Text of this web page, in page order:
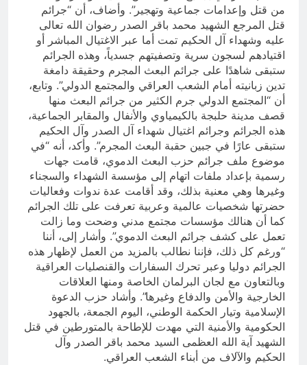
من قتل وإعدامات جماعية وتهجير”. وأضاف، أن “جرائم
قتل المرجع الشهيد محمد باقر الصدر رضوان الله تعالى
عليه وشهداء آل الحكيم تمت أما عبر الاغتيال المباشر أو
اقتيادهم لسجون سرية وتصفيتهم جسدياً، وهذه الجرائم
ستبقى شاهدًا على جرائم البعث المجرم وحقيقة دامغة
تدين زبانيته أمام الشعب العراقي والمجتمع الدولي”. وتابع،
أن “المجتمع الدولي جرم الكثير من جرائم البعث منها
قصف مدينة حلبجة بالكيمياوي والأنفال والمقابر الجماعية،
هذه الجرائم وجرائم اغتيال شهداء آل الصدر وآل الحكيم
ستبقى عارًا في جبين حقبة البعث المجرم”. وأكد، أنه “في
موضوع ملف جرائم حزب البعث الدموي، قامت جهات
رسمية بإعداد ملفات اتهام إلى مؤسسة الشهداء والسجناء
وغيرها وهي معنية بذلك، وقد أقامت عدة ندوات وفعاليات
حضرتها شخصيات عالمية وعربية تعرفت على تلك الجرائم
كما أن هنالك مؤسسات مجتمع مدني وضحت وما زالت
تعمل على كشف جرائم البعث الدموي”. وأشار إلى، أننا
“ورغم كل ذلك، فإننا نطالب بالمزيد من العمل لإظهار هذه
الجرائم دوليا وعبر تحرك السفارات والقنصليات العراقية
وبالتعاون مع لجان البرلمان الخاصة ومنها العلاقات
الخارجية والأمن والدفاع وغيرها”. وأشاد حزب الدعوة
الإسلامية وتيار الحكمة الوطني، اليوم الجمعة، بالجهود
الحكومية والأمنية التي مهدت للإطاحة بالمتورطين في قتل
الشهيد آية الله العظمى السيد محمد باقر الصدر وآل
الحكيم والآلاف من أبناء الشعب العراقي.